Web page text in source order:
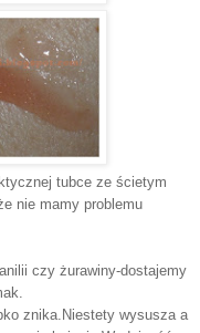
tubce ze ścietym
nie mamy problemu
czy żurawiny-dostajemy
znika.Niestety wysusza a